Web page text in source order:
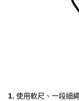
1. 使用軟尺、一段細